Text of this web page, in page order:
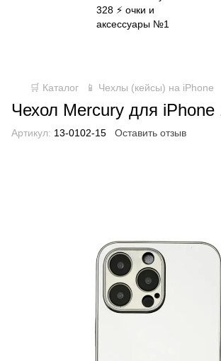
🛒 Каталог 📱 Чехлы (кейсы) на iPhone
Чехол Mercury для iPhone
Артикул: 13-0102-15 Оставить отзыв